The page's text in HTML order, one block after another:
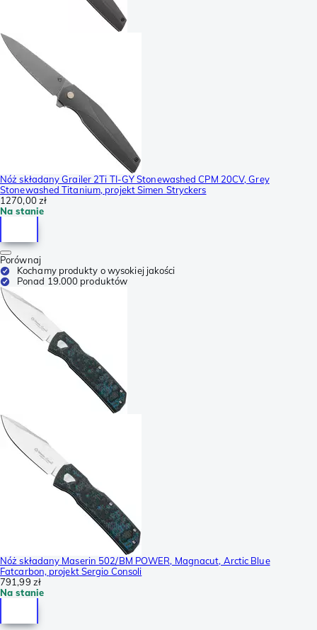
Nóż składany Grailer 2Ti TI-GY Stonewashed CPM 20CV, Grey
Stonewashed Titanium, projekt Simen Stryckers
1270,00 zł
Na stanie
Porównaj
Kochamy produkty o wysokiej jakości
Ponad 19.000 produktów
Nóż składany Maserin 502/BM POWER, Magnacut, Arctic Blue
Fatcarbon, projekt Sergio Consoli
791,99 zł
Na stanie